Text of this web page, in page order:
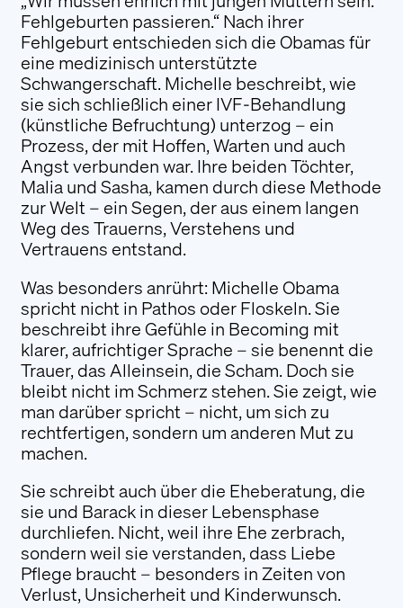
Fehlgeburten passieren.“ Nach ihrer
Fehlgeburt entschieden sich die Obamas für
eine medizinisch unterstützte
Schwangerschaft. Michelle beschreibt, wie
sie sich schließlich einer IVF-Behandlung
(künstliche Befruchtung) unterzog – ein
Prozess, der mit Hoffen, Warten und auch
Angst verbunden war. Ihre beiden Töchter,
Malia und Sasha, kamen durch diese Methode
zur Welt – ein Segen, der aus einem langen
Weg des Trauerns, Verstehens und
Vertrauens entstand.
Was besonders anrührt: Michelle Obama
spricht nicht in Pathos oder Floskeln. Sie
beschreibt ihre Gefühle in Becoming mit
klarer, aufrichtiger Sprache – sie benennt die
Trauer, das Alleinsein, die Scham. Doch sie
bleibt nicht im Schmerz stehen. Sie zeigt, wie
man darüber spricht – nicht, um sich zu
rechtfertigen, sondern um anderen Mut zu
machen.
Sie schreibt auch über die Eheberatung, die
sie und Barack in dieser Lebensphase
durchliefen. Nicht, weil ihre Ehe zerbrach,
sondern weil sie verstanden, dass Liebe
Pflege braucht – besonders in Zeiten von
Verlust, Unsicherheit und Kinderwunsch.